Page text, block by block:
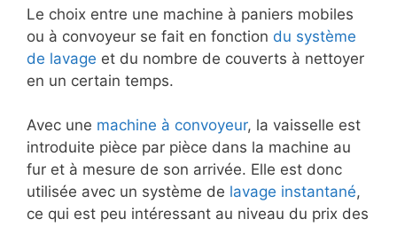
Le choix entre une machine à paniers mobiles
ou à convoyeur se fait en fonction du système
de lavage et du nombre de couverts à nettoyer
en un certain temps.
Avec une machine à convoyeur, la vaisselle est
introduite pièce par pièce dans la machine au
fur et à mesure de son arrivée. Elle est donc
utilisée avec un système de lavage instantané,
ce qui est peu intéressant au niveau du prix des